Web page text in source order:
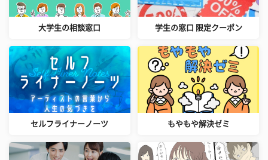
大学生の相談窓口 学生の窓口 限定クーポン
セルフライナーノーツ もやもや解決ゼミ